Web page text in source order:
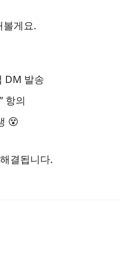
볼게요.
DM 발송
항의
😵
결됩니다.